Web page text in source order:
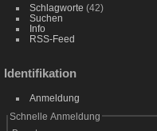
Schlagworte (42)
Suchen
Info
RSS-Feed
Identifikation
Anmeldung
Schnelle Anmeldung